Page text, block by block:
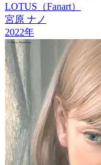
LOTUS（Fanart）
宮原 ナノ
2022年